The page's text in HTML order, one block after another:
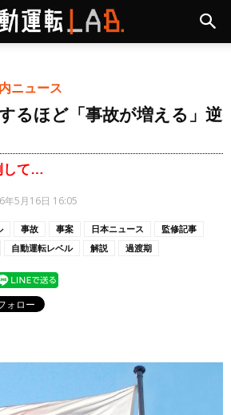
ニュース
るほど「事故が増える」逆
して…
年5月16日 16:05
事故 事案 日本ニュース
監修記事
自動運転レベル 解説 過渡期